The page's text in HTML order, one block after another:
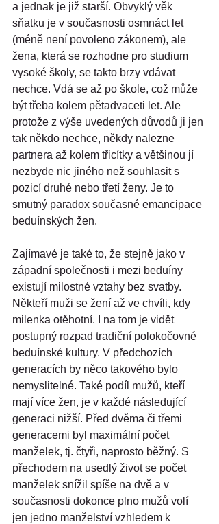
a jednak je již starší. Obvyklý věk
sňatku je v současnosti osmnáct let
(méně není povoleno zákonem), ale
žena, která se rozhodne pro studium
vysoké školy, se takto brzy vdávat
nechce. Vdá se až po škole, což může
být třeba kolem pětadvaceti let. Ale
protože z výše uvedených důvodů ji jen
tak někdo nechce, někdy nalezne
partnera až kolem třicítky a většinou jí
nezbyde nic jiného než souhlasit s
pozicí druhé nebo třetí ženy. Je to
smutný paradox současné emancipace
beduínských žen.
Zajímavé je také to, že stejně jako v
západní společnosti i mezi beduíny
existují milostné vztahy bez svatby.
Někteří muži se žení až ve chvíli, kdy
milenka otěhotní. I na tom je vidět
postupný rozpad tradiční polokočovné
beduínské kultury. V předchozích
generacích by něco takového bylo
nemyslitelné. Také podíl mužů, kteří
mají více žen, je v každé následující
generaci nižší. Před dvěma či třemi
generacemi byl maximální počet
manželek, tj. čtyři, naprosto běžný. S
přechodem na usedlý život se počet
manželek snížil spíše na dvě a v
současnosti dokonce plno mužů volí
jen jedno manželství vzhledem k